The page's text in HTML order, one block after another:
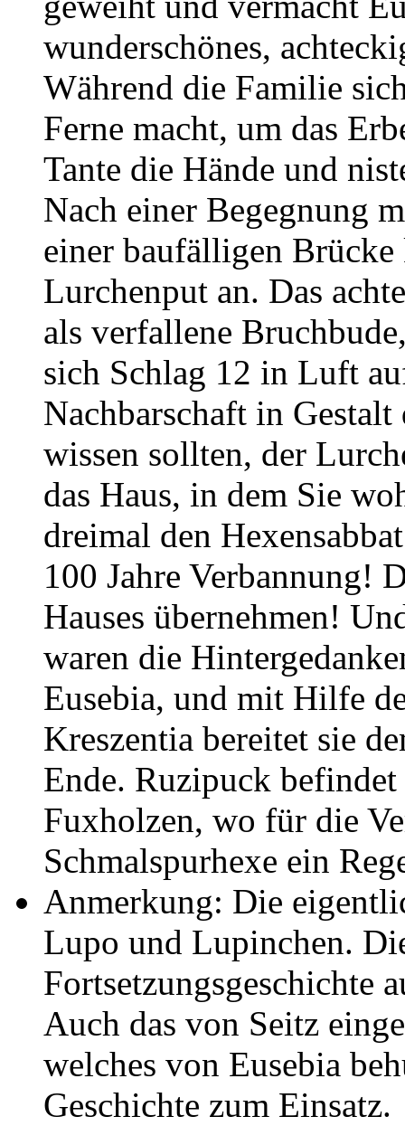
wunderschönes,
Während die Familie
Ferne macht, um das
Tante die Hände und
Nach einer Begegnung
einer baufälligen
Lurchenput an. Das
als verfallene
sich Schlag 12 in Luft
Nachbarschaft in
wissen sollten, der
das Haus, in dem Sie
dreimal den
100 Jahre Verbannung!
Hauses übernehmen!
waren die
Eusebia, und mit Hilfe
Kreszentia bereitet sie
Ende. Ruzipuck
Fuxholzen, wo für die
Schmalspurhexe ein
Anmerkung: Die
Lupo und Lupinchen.
Fortsetzungsgeschichte
Auch das von Seitz
welches von Eusebia
Geschichte zum Einsatz.